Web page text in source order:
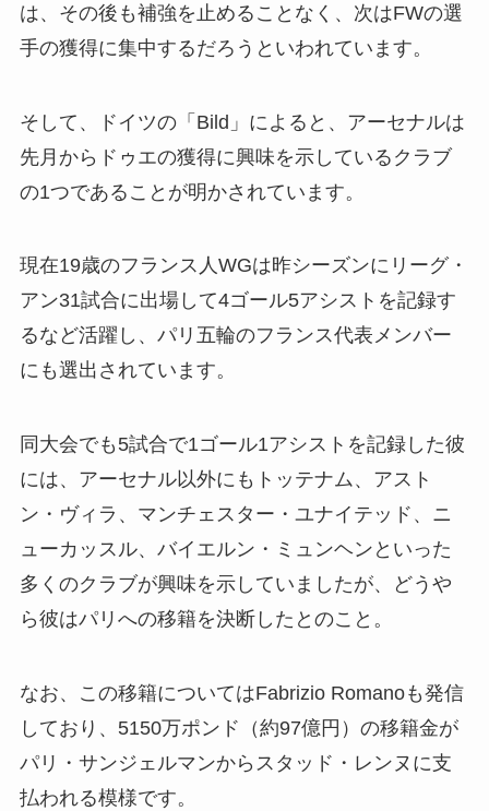
は、その後も補強を止めることなく、次はFWの選
手の獲得に集中するだろうといわれています。
そして、ドイツの「Bild」によると、アーセナルは
先月からドゥエの獲得に興味を示しているクラブ
の1つであることが明かされています。
現在19歳のフランス人WGは昨シーズンにリーグ・
アン31試合に出場して4ゴール5アシストを記録す
るなど活躍し、パリ五輪のフランス代表メンバー
にも選出されています。
同大会でも5試合で1ゴール1アシストを記録した彼
には、アーセナル以外にもトッテナム、アスト
ン・ヴィラ、マンチェスター・ユナイテッド、ニ
ューカッスル、バイエルン・ミュンヘンといった
多くのクラブが興味を示していましたが、どうや
ら彼はパリへの移籍を決断したとのこと。
なお、この移籍についてはFabrizio Romanoも発信
しており、5150万ポンド（約97億円）の移籍金が
パリ・サンジェルマンからスタッド・レンヌに支
払われる模様です。